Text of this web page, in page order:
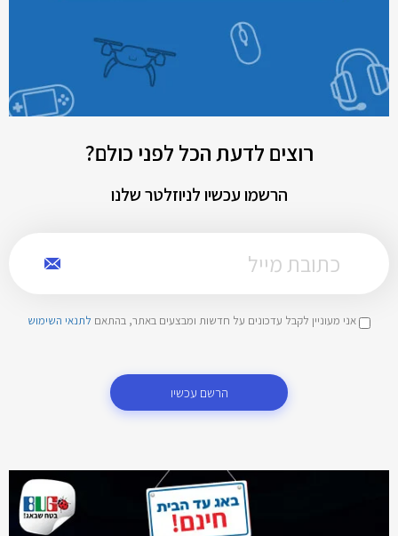
רוצים לדעת הכל לפני כולם?
הרשמו עכשיו לניוזלטר שלנו
אני מעוניין לקבל עדכונים על חדשות ומבצעים באתר, בהתאם לתנאי השימוש
הרשם עכשיו